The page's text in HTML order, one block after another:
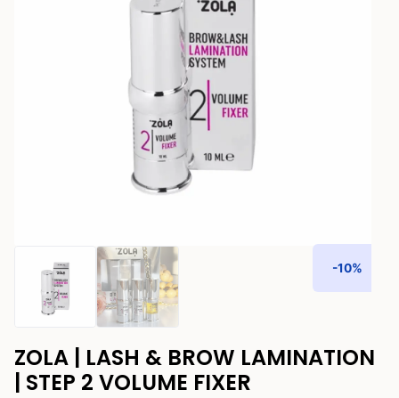
-10%
ZOLA | LASH & BROW LAMINATION
| STEP 2 VOLUME FIXER